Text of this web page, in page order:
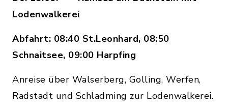
Lodenwalkerei
Abfahrt: 08:40 St.Leonhard, 08:50
Schnaitsee, 09:00 Harpfing
Anreise über Walserberg, Golling, Werfen,
Radstadt und Schladming zur Lodenwalkerei.